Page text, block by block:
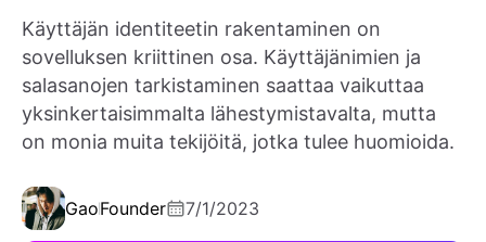
Käyttäjän identiteetin rakentaminen on
sovelluksen kriittinen osa. Käyttäjänimien ja
salasanojen tarkistaminen saattaa vaikuttaa
yksinkertaisimmalta lähestymistavalta, mutta
on monia muita tekijöitä, jotka tulee huomioida.
GaoFounder 7/1/2023